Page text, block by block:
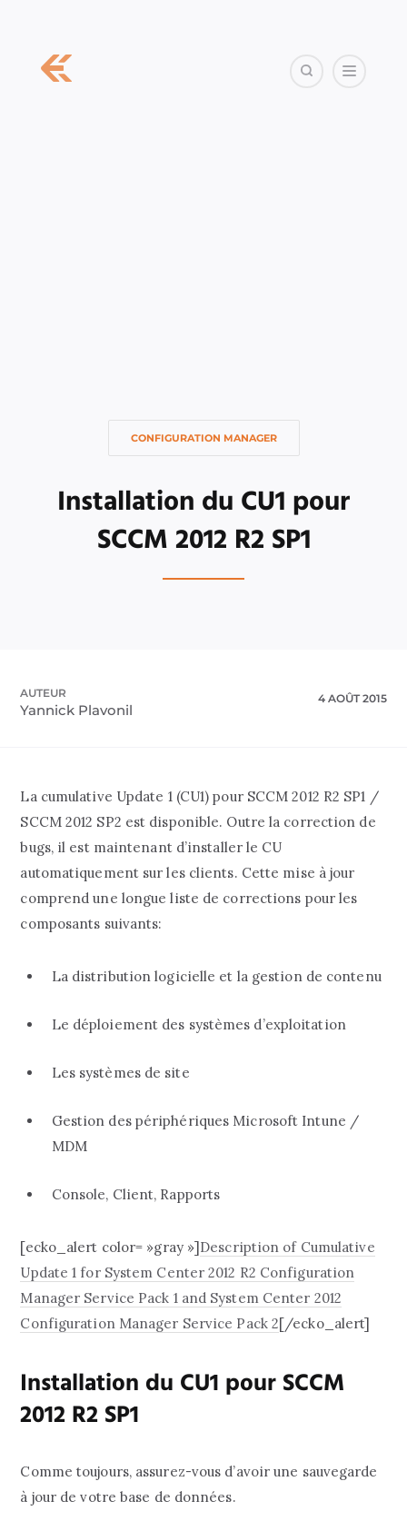
CONFIGURATION MANAGER
Installation du CU1 pour
SCCM 2012 R2 SP1
AUTEUR
Yannick Plavonil
4 AOÛT 2015
La cumulative Update 1 (CU1) pour SCCM 2012 R2 SP1 /
SCCM 2012 SP2 est disponible. Outre la correction de
bugs, il est maintenant d’installer le CU
automatiquement sur les clients. Cette mise à jour
comprend une longue liste de corrections pour les
composants suivants:
La distribution logicielle et la gestion de contenu
Le déploiement des systèmes d’exploitation
Les systèmes de site
Gestion des périphériques Microsoft Intune /
MDM
Console, Client, Rapports
[ecko_alert color= »gray »]Description of Cumulative
Update 1 for System Center 2012 R2 Configuration
Manager Service Pack 1 and System Center 2012
Configuration Manager Service Pack 2[/ecko_alert]
Installation du CU1 pour SCCM
2012 R2 SP1
Comme toujours, assurez-vous d’avoir une sauvegarde
à jour de votre base de données.